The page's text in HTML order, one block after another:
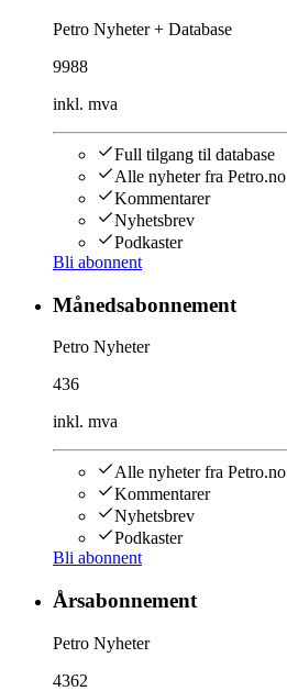
Petro Nyheter + Database
9988
inkl. mva
Full tilgang til database
Alle nyheter fra Petro.no
Kommentarer
Nyhetsbrev
Podkaster
Bli abonnent
Månedsabonnement
Petro Nyheter
436
inkl. mva
Alle nyheter fra Petro.no
Kommentarer
Nyhetsbrev
Podkaster
Bli abonnent
Årsabonnement
Petro Nyheter
4362